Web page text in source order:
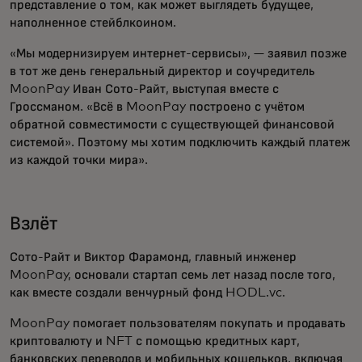
представление о том, как может выглядеть будущее,
наполненное стейблкоином.
«Мы модернизируем интернет-сервисы», — заявил позже
в тот же день генеральный директор и соучредитель
MoonPay Иван Сото-Райт, выступая вместе с
Гроссманом. «Всё в MoonPay построено с учётом
обратной совместимости с существующей финансовой
системой». Поэтому мы хотим подключить каждый платеж
из каждой точки мира».
Взлёт
Сото-Райт и Виктор Фарамонд, главный инженер
MoonPay, основали стартап семь лет назад после того,
как вместе создали венчурный фонд HODL.vc.
MoonPay помогает пользователям покупать и продавать
криптовалюту и NFT с помощью кредитных карт,
банковских переводов и мобильных кошельков, включая